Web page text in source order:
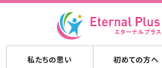
私たちの思い 初めての方へ